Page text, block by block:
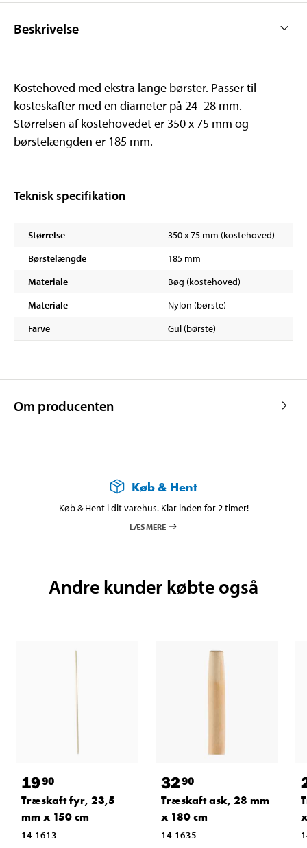
Beskrivelse
Kostehoved med ekstra lange børster. Passer til
kosteskafter med en diameter på 24–28 mm.
Størrelsen af kostehovedet er 350 x 75 mm og
børstelængden er 185 mm.
Teknisk specifikation
Størrelse
350 x 75 mm (kostehoved)
Børstelængde
185 mm
Materiale
Bøg (kostehoved)
Materiale
Nylon (børste)
Farve
Gul (børste)
Om producenten
Køb & Hent
Køb & Hent i dit varehus. Klar inden for 2 timer!
LÆS MERE
Andre kunder købte også
1990
Træskaft fyr, 23,5
mm x 150 cm
14-1613
3290
Træskaft ask, 28 mm
x 180 cm
14-1635